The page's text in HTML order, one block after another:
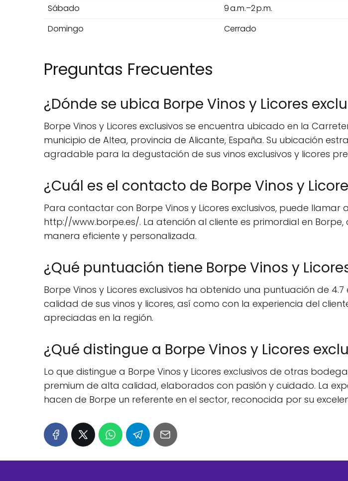
Sábado
9 a.m.–2 p.m.
Domingo
Cerrado
Preguntas Frecuentes
¿Dónde se ubica Borpe Vinos y Licores
Borpe Vinos y Licores exclusivos se encuentra ubicado en la
municipio de Altea, provincia de Alicante, España. Su ubicación
agradable para la degustación de sus vinos exclusivos y licores
¿Cuál es el contacto de Borpe Vinos y
Para contactar con Borpe Vinos y Licores exclusivos, puede llamar
http://www.borpe.es/. La atención al cliente es primordial en
manera eficiente y personalizada.
¿Qué puntuación tiene Borpe Vinos y
Borpe Vinos y Licores exclusivos ha obtenido una puntuación de
calidad de sus vinos y licores, así como con la experiencia del
apreciadas en la región.
¿Qué distingue a Borpe Vinos y Licores
Lo que distingue a Borpe Vinos y Licores exclusivos de otras
premium de alta calidad, elaborados con pasión y cuidado. La
hacen de Borpe un referente en el sector, reconocida por su